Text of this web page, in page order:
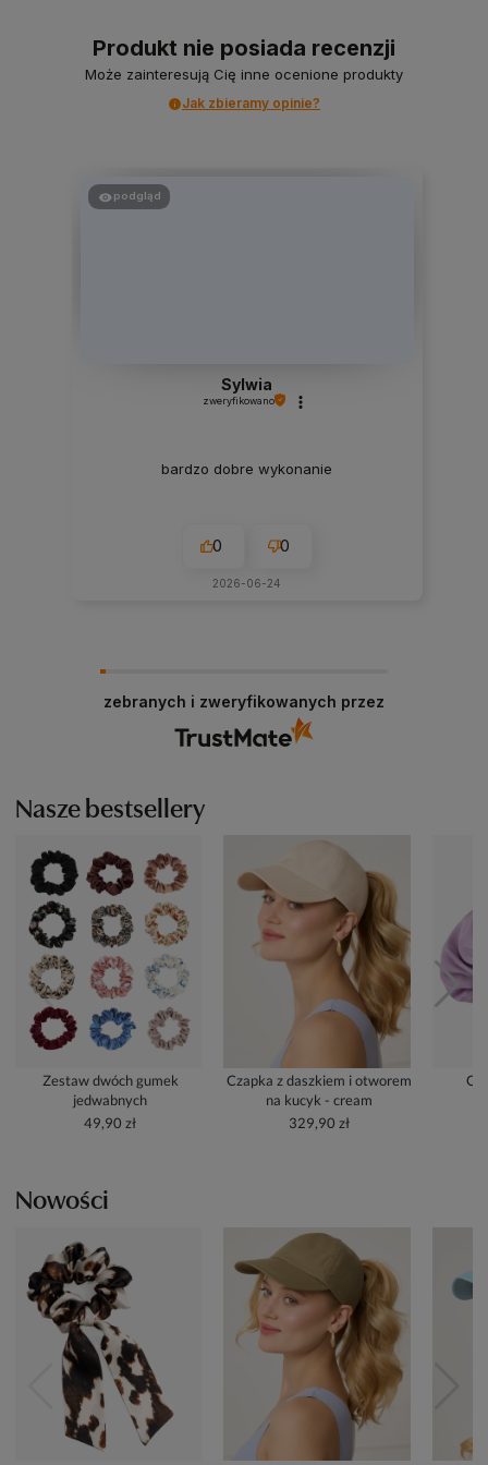
Produkt nie posiada recenzji
Może zainteresują Cię inne ocenione produkty
Jak zbieramy opinie?
podgląd
Sylwia
zweryfikowano
bardzo dobre wykonanie
0 0
2026-06-24
zebranych i zweryfikowanych przez
Nasze bestsellery
Zestaw dwóch gumek
jedwabnych
49,90 zł
Czapka z daszkiem i otworem
na kucyk - cream
329,90 zł
Nowości